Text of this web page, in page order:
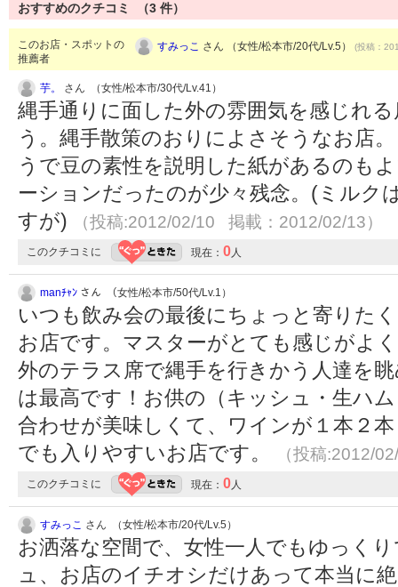
おすすめのクチコミ （3 件）
このお店・スポットの
推薦者
すみっこ さん （女性/松本市/20代/Lv.5） (投稿：
芋。 さん （女性/松本市/30代/Lv.41）
縄手通りに面した外の雰囲気を感じれ
う。縄手散策のおりによさそうなお店
うで豆の素性を説明した紙があるのも
ーションだったのが少々残念。(ミルク
すが)
（投稿:2012/02/10 掲載：2012/02/13）
このクチコミに 現在： 0人
manﾁｬﾝ さん （女性/松本市/50代/Lv.1）
いつも飲み会の最後にちょっと寄りた
お店です。マスターがとても感じがよ
外のテラス席で縄手を行きかう人達を
は最高です！お供の（キッシュ・生ハ
合わせが美味しくて、ワインが１本２
でも入りやすいお店です。
（投稿:2012/
このクチコミに 現在： 0人
すみっこ さん （女性/松本市/20代/Lv.5）
お洒落な空間で、女性一人でもゆっく
ュ、お店のイチオシだけあって本当に